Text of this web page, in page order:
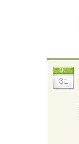
JUL
31